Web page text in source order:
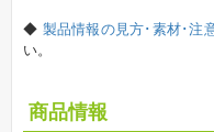
◆ 製品情報の見方･素材･注
い。
商品情報